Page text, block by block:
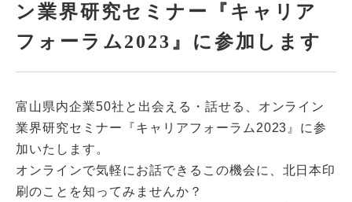
ン業界研究セミナー『キャリア
フォーラム2023』に参加します
富山県内企業50社と出会える・話せる、オンライン
業界研究セミナー『キャリアフォーラム2023』に参
加いたします。
オンラインで気軽にお話できるこの機会に、北日本印
刷のことを知ってみませんか？